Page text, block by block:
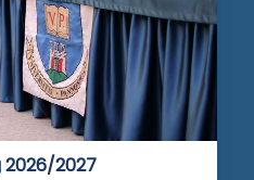
2027